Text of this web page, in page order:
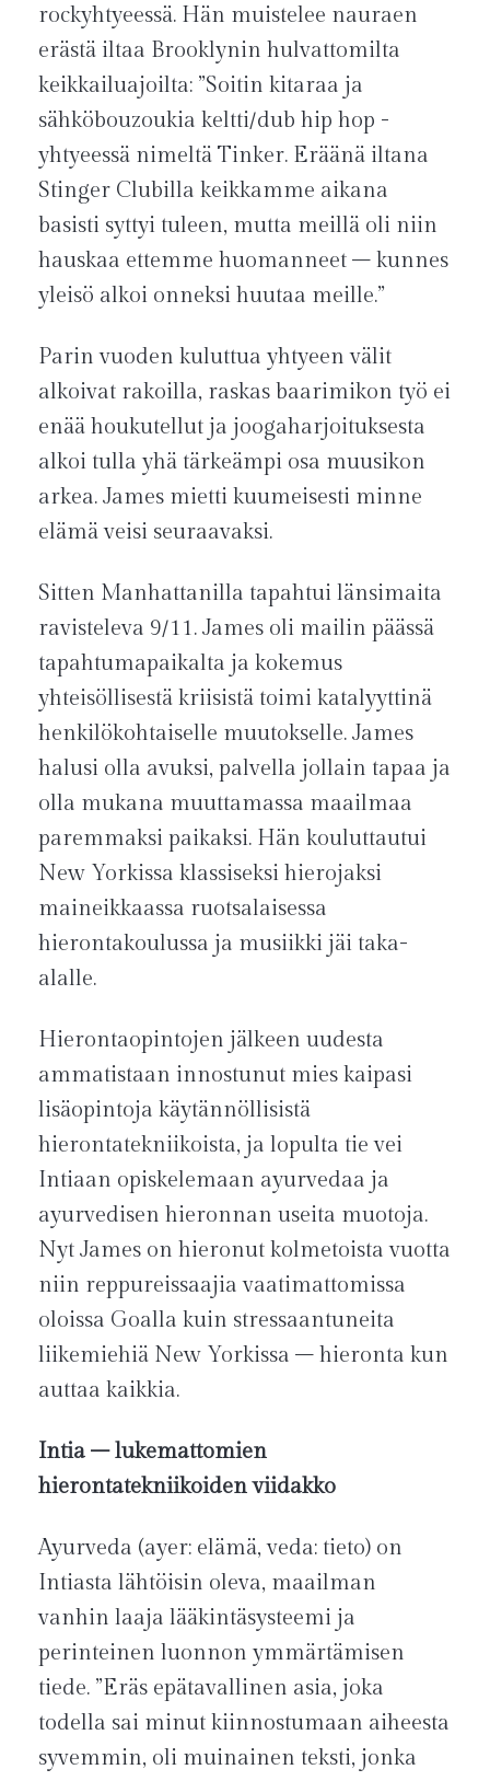
rockyhtyeessä. Hän muistelee nauraen
erästä iltaa Brooklynin hulvattomilta
keikkailuajoilta: ”Soitin kitaraa ja
sähköbouzoukia keltti/dub hip hop -
yhtyeessä nimeltä Tinker. Eräänä iltana
Stinger Clubilla keikkamme aikana
basisti syttyi tuleen, mutta meillä oli niin
hauskaa ettemme huomanneet – kunnes
yleisö alkoi onneksi huutaa meille.”
Parin vuoden kuluttua yhtyeen välit
alkoivat rakoilla, raskas baarimikon työ ei
enää houkutellut ja joogaharjoituksesta
alkoi tulla yhä tärkeämpi osa muusikon
arkea. James mietti kuumeisesti minne
elämä veisi seuraavaksi.
Sitten Manhattanilla tapahtui länsimaita
ravisteleva 9/11. James oli mailin päässä
tapahtumapaikalta ja kokemus
yhteisöllisestä kriisistä toimi katalyyttinä
henkilökohtaiselle muutokselle. James
halusi olla avuksi, palvella jollain tapaa ja
olla mukana muuttamassa maailmaa
paremmaksi paikaksi. Hän kouluttautui
New Yorkissa klassiseksi hierojaksi
maineikkaassa ruotsalaisessa
hierontakoulussa ja musiikki jäi taka-
alalle.
Hierontaopintojen jälkeen uudesta
ammatistaan innostunut mies kaipasi
lisäopintoja käytännöllisistä
hierontatekniikoista, ja lopulta tie vei
Intiaan opiskelemaan ayurvedaa ja
ayurvedisen hieronnan useita muotoja.
Nyt James on hieronut kolmetoista vuotta
niin reppureissaajia vaatimattomissa
oloissa Goalla kuin stressaantuneita
liikemiehiä New Yorkissa – hieronta kun
auttaa kaikkia.
Intia – lukemattomien
hierontatekniikoiden viidakko
Ayurveda (ayer: elämä, veda: tieto) on
Intiasta lähtöisin oleva, maailman
vanhin laaja lääkintäsysteemi ja
perinteinen luonnon ymmärtämisen
tiede. ”Eräs epätavallinen asia, joka
todella sai minut kiinnostumaan aiheesta
syvemmin, oli muinainen teksti, jonka